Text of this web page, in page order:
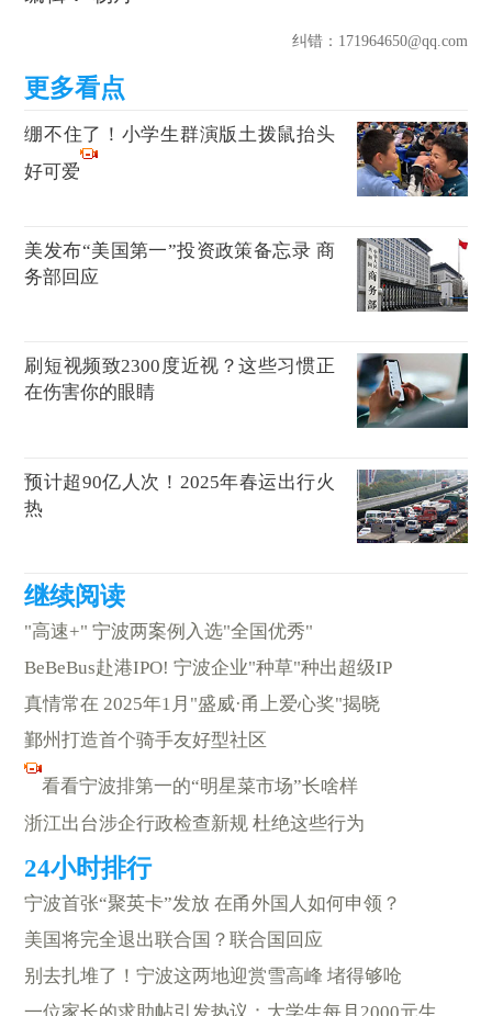
纠错：171964650@qq.com
绷不住了！小学生群演版土拨鼠抬头
好可爱
美发布“美国第一”投资政策备忘录 商
务部回应
刷短视频致2300度近视？这些习惯正
在伤害你的眼睛
预计超90亿人次！2025年春运出行火
热
"高速+" 宁波两案例入选"全国优秀"
BeBeBus赴港IPO! 宁波企业"种草"种出超级IP
真情常在 2025年1月"盛威·甬上爱心奖"揭晓
鄞州打造首个骑手友好型社区
看看宁波排第一的“明星菜市场”长啥样
浙江出台涉企行政检查新规 杜绝这些行为
宁波首张“聚英卡”发放 在甬外国人如何申领？
美国将完全退出联合国？联合国回应
别去扎堆了！宁波这两地迎赏雪高峰 堵得够呛